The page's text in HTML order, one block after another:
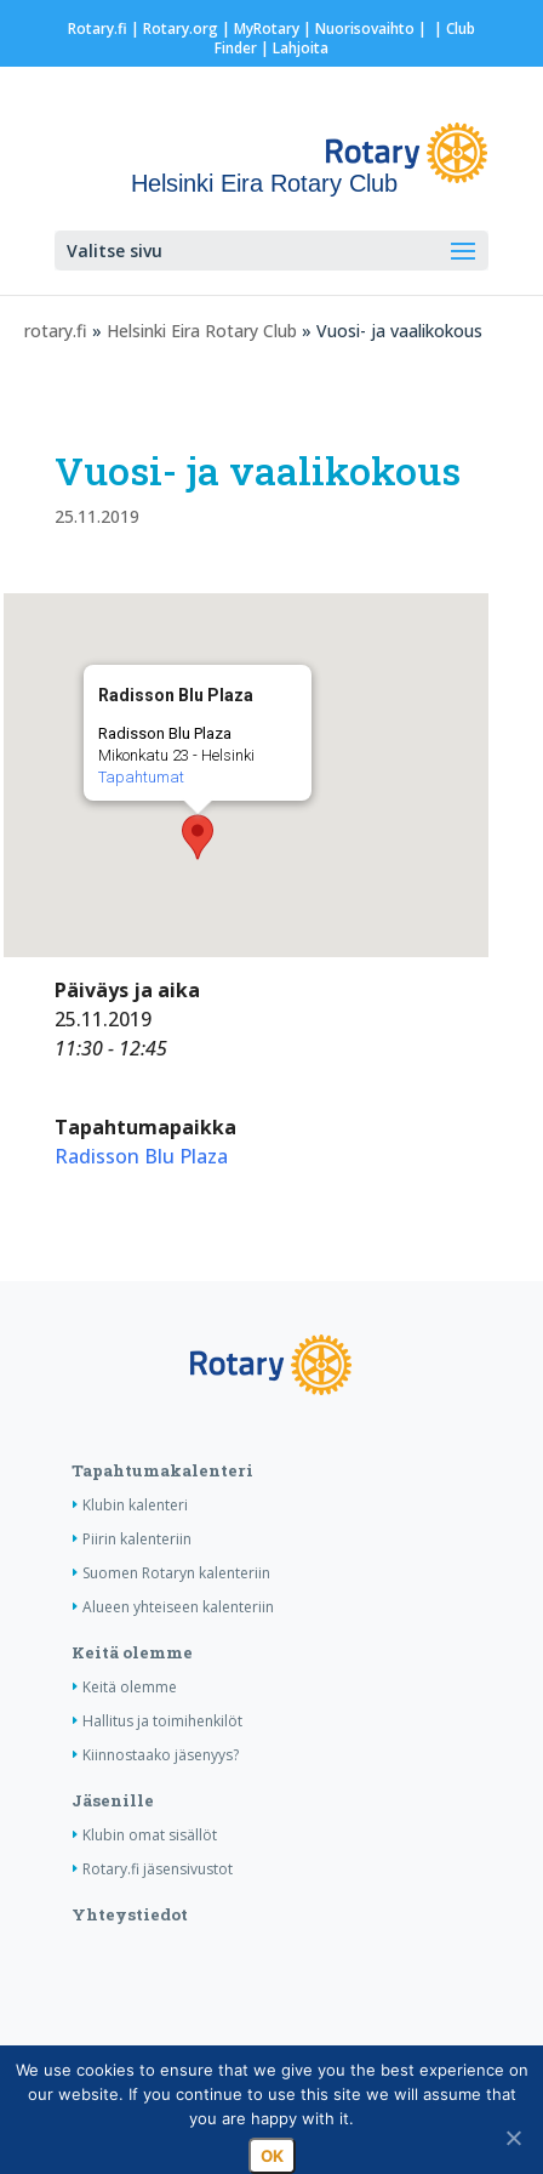
Rotary.fi | Rotary.org| MyRotary | Nuorisovaihto | | Club
Finder| Lahjoita
Helsinki Eira Rotary Club
Valitse sivu
rotary.fi » Helsinki Eira Rotary Club » Vuosi- ja vaalikokous
Vuosi- ja vaalikokous
25.11.2019
Radisson Blu Plaza
Radisson Blu Plaza
Mikonkatu 23 - Helsinki
Tapahtumat
Päiväys ja aika
25.11.2019
11:30 - 12:45
Tapahtumapaikka
Radisson Blu Plaza
Tapahtumakalenteri
Klubin kalenteri
Piirin kalenteriin
Suomen Rotaryn kalenteriin
Alueen yhteiseen kalenteriin
Keitä olemme
Keitä olemme
Hallitus ja toimihenkilöt
Kiinnostaako jäsenyys?
Jäsenille
Klubin omat sisällöt
Rotary.fi jäsensivustot
Yhteystiedot
Copyright © Suomen Rotarypalvelu ry 2026 |
Jäsentietojärjestelmän tietosuojaseloste|Henkilötietojen
käsittely Rotarytoiminnassa
We use cookies to ensure that we give you the best experience on
our website. If you continue to use this site we will assume that
you are happy with it.
OK